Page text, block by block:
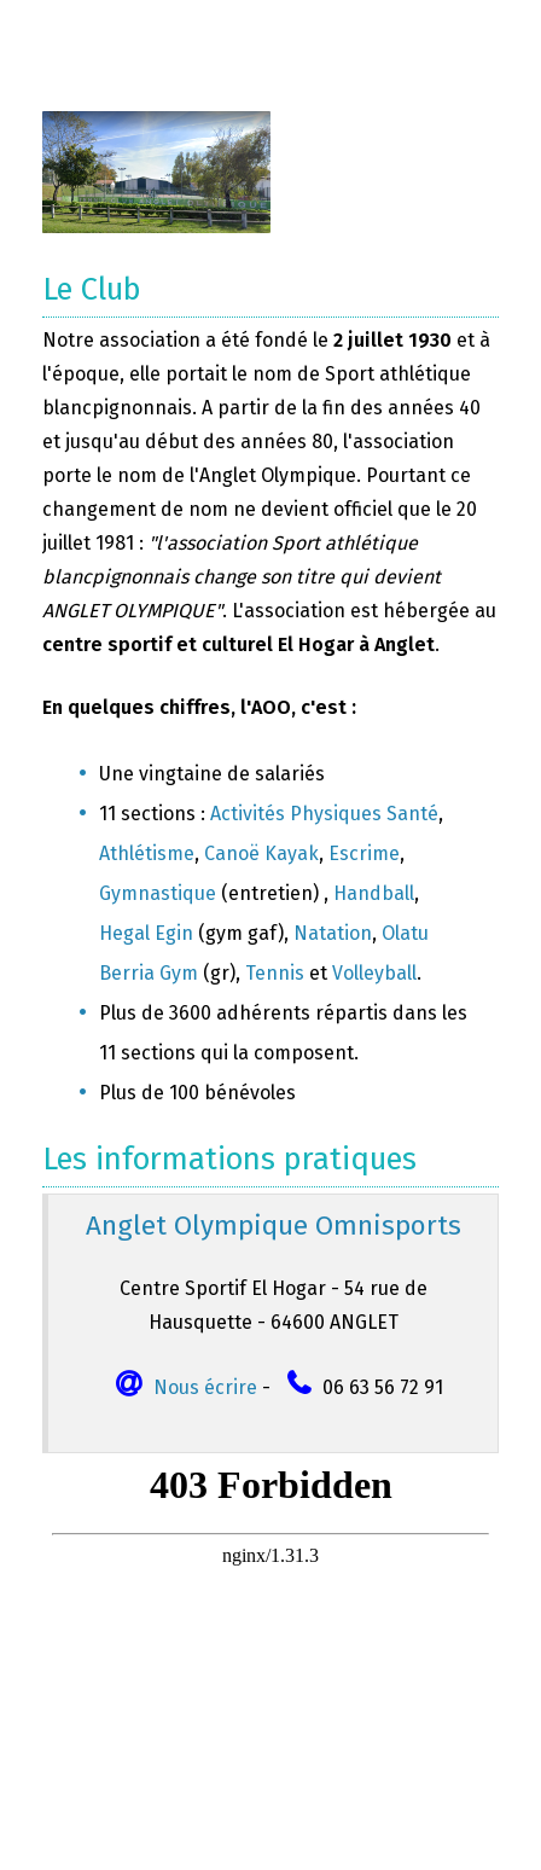
Le Club
Notre association a été fondé le 2 juillet 1930 et à
l'époque, elle portait le nom de Sport athlétique
blancpignonnais. A partir de la fin des années 40
et jusqu'au début des années 80, l'association
porte le nom de l'Anglet Olympique. Pourtant ce
changement de nom ne devient officiel que le 20
juillet 1981 : "l'association Sport athlétique
blancpignonnais change son titre qui devient
ANGLET OLYMPIQUE". L'association est hébergée au
centre sportif et culturel El Hogar à Anglet.
En quelques chiffres, l'AOO, c'est :
Une vingtaine de salariés
11 sections : Activités Physiques Santé,
Athlétisme, Canoë Kayak, Escrime,
Gymnastique (entretien) , Handball,
Hegal Egin (gym gaf), Natation, Olatu
Berria Gym (gr), Tennis et Volleyball.
Plus de 3600 adhérents répartis dans les
11 sections qui la composent.
Plus de 100 bénévoles
Les informations pratiques
Anglet Olympique Omnisports
Centre Sportif El Hogar - 54 rue de
Hausquette - 64600 ANGLET
Nous écrire - 06 63 56 72 91